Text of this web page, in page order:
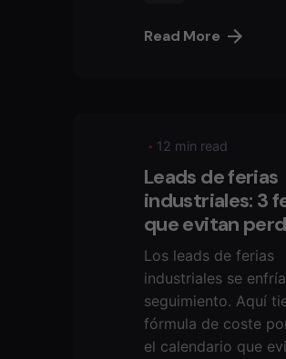
Read More
12 min read
Leads de ferias
industriales: 3
que evitan
Los leads de ferias
industriales se
seguimiento. Aquí
fórmula de coste
el calendario que